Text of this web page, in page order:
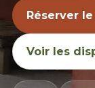
Réserver
Voir les